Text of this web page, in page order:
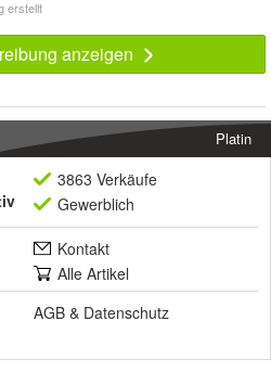
erstellt
anzeigen
Platin
3863 Verkäufe
Gewerblich
Kontakt
Alle Artikel
AGB & Datenschutz